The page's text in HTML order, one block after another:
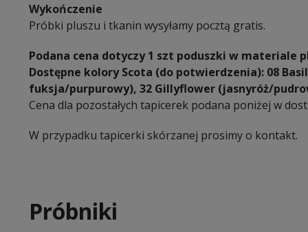
Wykończenie
Próbki pluszu i tkanin wysyłamy pocztą gratis.
Podana cena dotyczy 1 szt poduszki w materiale
Dostępne kolory Scota (do potwierdzenia): 08
fuksja/purpurowy), 32 Gillyflower (jasnyróż/
Cena dla pozostałych tapicerek podana poniżej w
W przypadku tapicerki skórzanej prosimy o kontakt.
Próbniki